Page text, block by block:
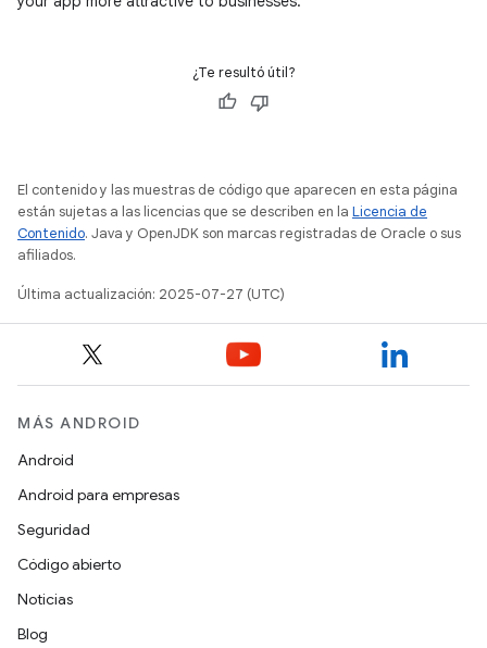
¿Te resultó útil?
El contenido y las muestras de código que aparecen en esta página
están sujetas a las licencias que se describen en la Licencia de
Contenido. Java y OpenJDK son marcas registradas de Oracle o sus
afiliados.
Última actualización: 2025-07-27 (UTC)
MÁS ANDROID
Android
Android para empresas
Seguridad
Código abierto
Noticias
Blog